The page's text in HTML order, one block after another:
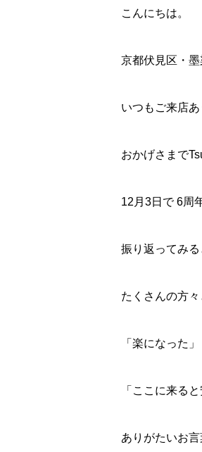
こんにちは。
京都伏見区・墨
いつもご来店あ
おかげさまで
12月3日で 6周
振り返ってみる
たくさんの方々
「楽になった」
「ここに来る
ありがたいお